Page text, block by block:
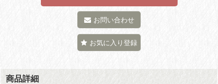
お問い合わせ
お気に入り登録
商品詳細